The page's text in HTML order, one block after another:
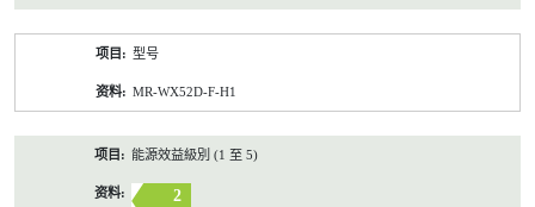
型号
MR-WX52D-F-H1
能源效益級別 (1 至 5)
2